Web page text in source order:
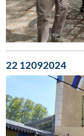
22 12092024